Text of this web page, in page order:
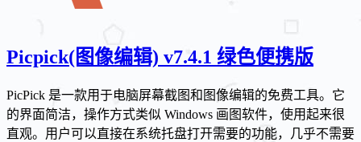
Picpick(图像编辑) v7.4.1 绿色便携版
PicPick 是一款用于电脑屏幕截图和图像编辑的免费工具。它
的界面简洁，操作方式类似 Windows 画图软件，使用起来很
直观。用户可以直接在系统托盘打开需要的功能，几乎不需要